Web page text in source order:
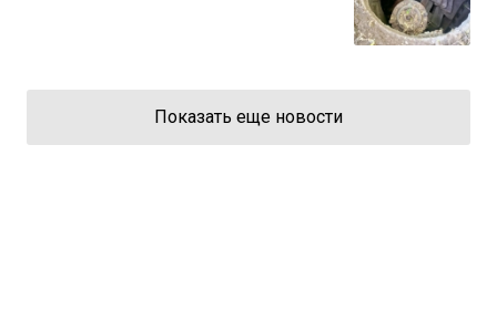
Показать еще новости